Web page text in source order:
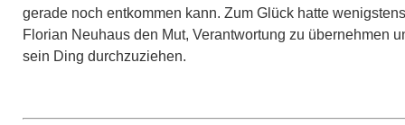
gerade noch entkommen kann. Zum Glück hatte wenigstens
Florian Neuhaus den Mut, Verantwortung zu übernehmen
sein Ding durchzuziehen.